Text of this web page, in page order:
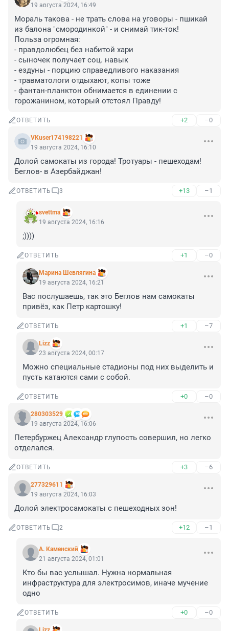
19 августа 2024, 16:49
Мораль такова - не трать слова на уговоры - пшикай
из балона "смородинкой" - и снимай тик-ток!
Польза огромная:
- правдолюбец без набитой хари
- сыночек получает соц. навык
- ездуны - порцию справедливого наказания
- травматологи отдыхают, копы тоже
- фантан-планктон обнимается в единении с
горожанином, который отстоял Правду!
ОТВЕТИТЬ +2 –0
VKuser174198221
19 августа 2024, 16:10
Долой самокаты из города! Тротуары - пешеходам!
Беглов- в Азербайджан!
ОТВЕТИТЬ 3 +13 –1
svettma
19 августа 2024, 16:16
;))))
ОТВЕТИТЬ +1 –0
Марина Шевлягина
19 августа 2024, 16:21
Вас послушаешь, так это Беглов нам самокаты
привёз, как Петр картошку!
ОТВЕТИТЬ +1 –7
Lizz
23 августа 2024, 00:17
Можно специальные стадионы под них выделить и
пусть катаются сами с собой.
ОТВЕТИТЬ +0 –0
280303529
19 августа 2024, 16:06
Петербуржец Александр глупость совершил, но легко
отделался.
ОТВЕТИТЬ +3 –6
277329611
19 августа 2024, 16:03
Долой электросамокаты с пешеходных зон!
ОТВЕТИТЬ 2 +12 –1
А. Каменский
21 августа 2024, 01:01
Кто бы вас услышал. Нужна нормальная
инфраструктура для электросимов, иначе мучение
одно
ОТВЕТИТЬ +0 –0